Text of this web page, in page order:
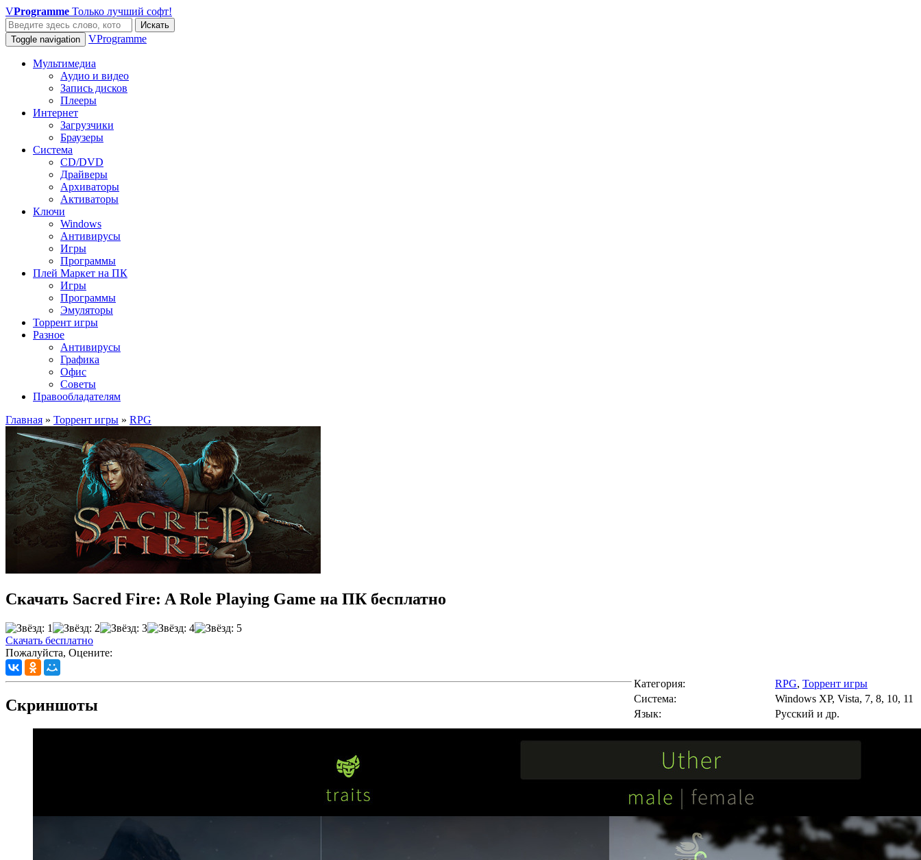
VProgramme Только лучший софт!
Искать
Toggle navigation
VProgramme
Мультимедиа
Аудио и видео
Запись дисков
Плееры
Интернет
Загрузчики
Браузеры
Система
CD/DVD
Драйверы
Архиваторы
Активаторы
Ключи
Windows
Антивирусы
Игры
Программы
Плей Маркет на ПК
Игры
Программы
Эмуляторы
Торрент игры
Разное
Антивирусы
Графика
Офис
Советы
Правообладателям
Главная » Торрент игры » RPG
Скачать Sacred Fire: A Role Playing Game на ПК бесплатно
Скачать бесплатно
Пожалуйста, Оцените:
Категория: RPG, Торрент игры
Cистема:
Windows XP, Vista, 7, 8, 10, 11
Язык:
Русский и др.
Скриншоты